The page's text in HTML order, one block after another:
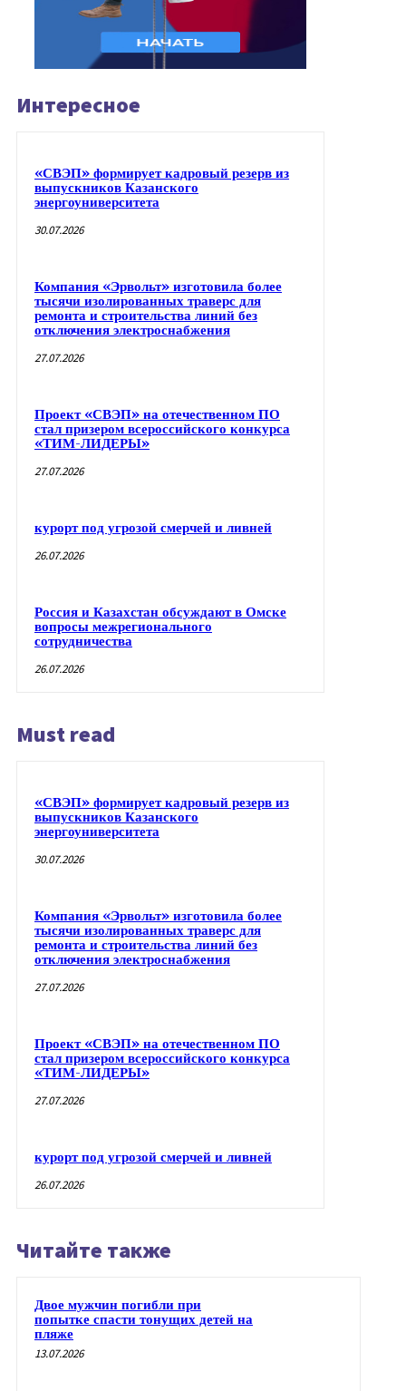
Интересное
«СВЭП» формирует кадровый резерв из
выпускников Казанского
энергоуниверситета
30.07.2026
Компания «Эрвольт» изготовила более
тысячи изолированных траверс для
ремонта и строительства линий без
отключения электроснабжения
27.07.2026
Проект «СВЭП» на отечественном ПО
стал призером всероссийского конкурса
«ТИМ-ЛИДЕРЫ»
27.07.2026
курорт под угрозой смерчей и ливней
26.07.2026
Россия и Казахстан обсуждают в Омске
вопросы межрегионального
сотрудничества
26.07.2026
Must read
«СВЭП» формирует кадровый резерв из
выпускников Казанского
энергоуниверситета
30.07.2026
Компания «Эрвольт» изготовила более
тысячи изолированных траверс для
ремонта и строительства линий без
отключения электроснабжения
27.07.2026
Проект «СВЭП» на отечественном ПО
стал призером всероссийского конкурса
«ТИМ-ЛИДЕРЫ»
27.07.2026
курорт под угрозой смерчей и ливней
26.07.2026
Читайте также
Двое мужчин погибли при
попытке спасти тонущих детей на
пляже
13.07.2026